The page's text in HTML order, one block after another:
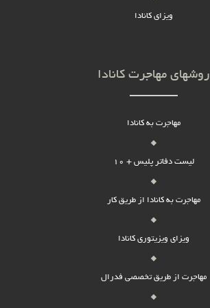
ویزای کانادا
روشهای مهاجرت کانادا
مهاجرت به کانادا
لیست دفاتر پلیس + 10
مهاجرت به کانادا از طریق کار
ویزای ویزیتوری کانادا
مهاجرت از طریق تخصصی فدرال